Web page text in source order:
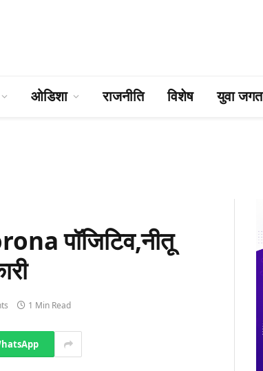
ओडिशा राजनीति विशेष युवा जगत
पॉजिटिव,नीतू
1 Min Read